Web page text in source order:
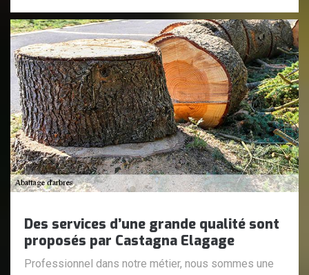
Des services d’une grande qualité sont
proposés par Castagna Elagage
Professionnel dans notre métier, nous sommes une